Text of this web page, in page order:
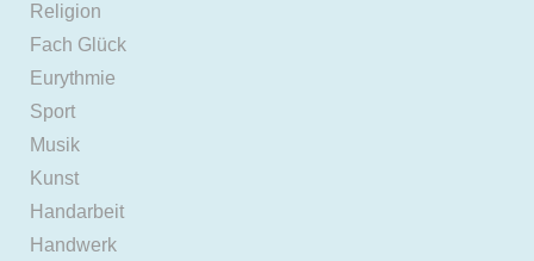
Religion
Fach Glück
Eurythmie
Sport
Musik
Kunst
Handarbeit
Handwerk